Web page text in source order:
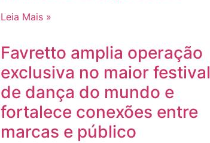
Leia Mais »
Favretto amplia operação
exclusiva no maior festival
de dança do mundo e
fortalece conexões entre
marcas e público